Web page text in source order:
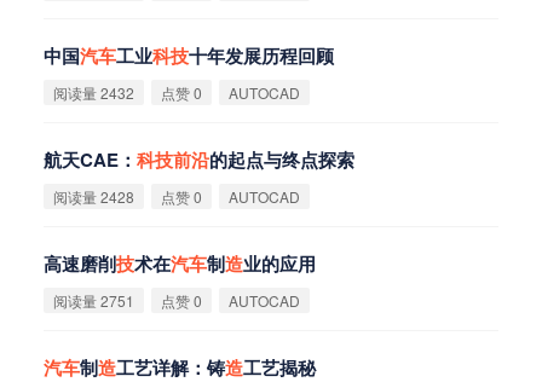
中国汽车工业科技十年发展历程回顾
阅读量 2432 点赞 0 AUTOCAD
航天CAE： 科技前沿的起点与终点探索
阅读量 2428 点赞 0 AUTOCAD
高速磨削技术在汽车制造业的应用
阅读量 2751 点赞 0 AUTOCAD
汽车制造工艺详解：铸造工艺揭秘